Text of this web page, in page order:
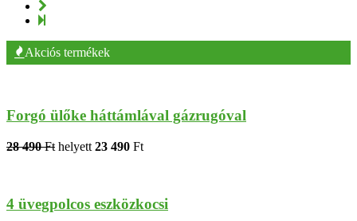
Akciós termékek
Forgó ülőke háttámlával gázrugóval
28 490 Ft helyett 23 490 Ft
4 üvegpolcos eszközkocsi